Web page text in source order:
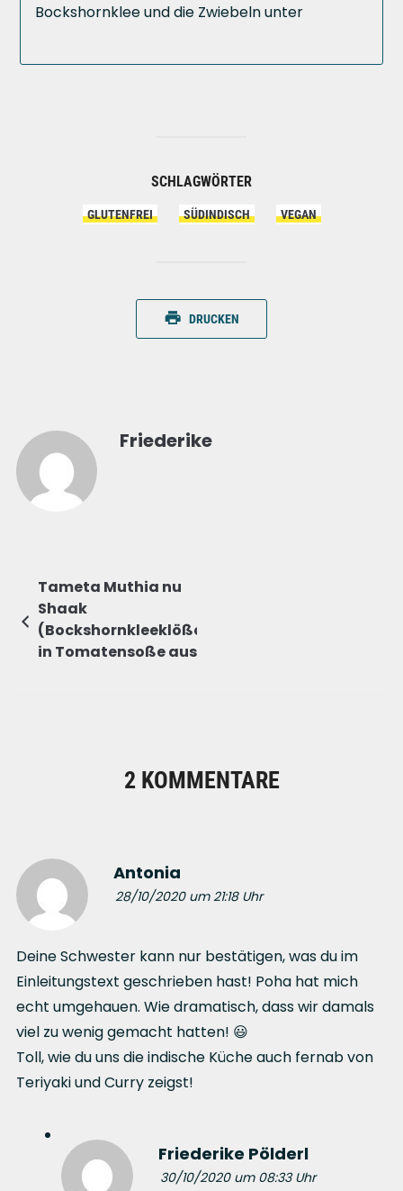
Bockshornklee und die Zwiebeln unter
SCHLAGWÖRTER
GLUTENFREI SÜDINDISCH VEGAN
DRUCKEN
Friederike
Tameta Muthia nu
Shaak
(Bockshornkleeklößchen
in Tomatensoße aus
2 KOMMENTARE
Antonia
28/10/2020 um 21:18 Uhr
Deine Schwester kann nur bestätigen, was du im
Einleitungstext geschrieben hast! Poha hat mich
echt umgehauen. Wie dramatisch, dass wir damals
viel zu wenig gemacht hatten! 😃
Toll, wie du uns die indische Küche auch fernab von
Teriyaki und Curry zeigst!
Friederike Pölderl
30/10/2020 um 08:33 Uhr